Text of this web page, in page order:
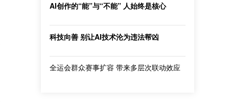
AI创作的“能”与“不能” 人始终是核心
科技向善 别让AI技术沦为违法帮凶
全运会群众赛事扩容 带来多层次联动效应